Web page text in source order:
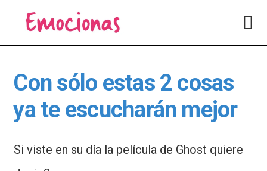
contenido
Con sólo estas 2 cosas
ya te escucharán mejor
Si viste en su día la película de Ghost quiere